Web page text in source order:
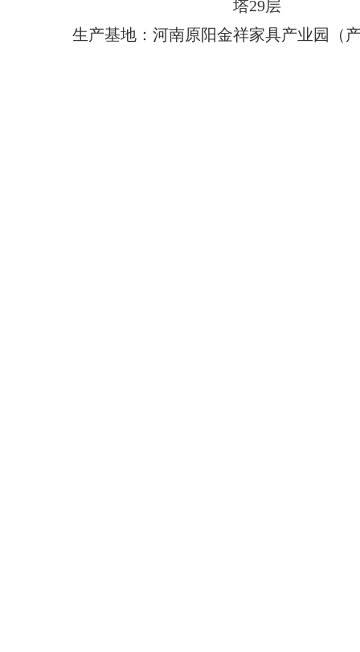
塔29层
生产基地：河南原阳金祥家具产业园（